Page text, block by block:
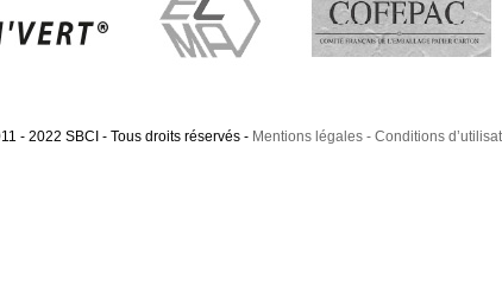
- 2022 SBCI - Tous droits réservés - Mentions légales Conditions